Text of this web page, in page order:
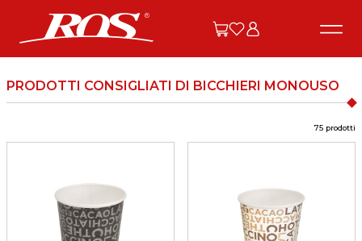
PRODOTTI CONSIGLIATI DI BICCHIERI MONOUSO
75 prodotti